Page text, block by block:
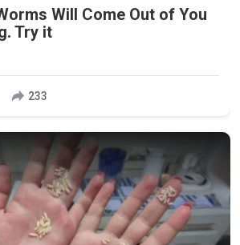
Will Come Out of You
Try it
233